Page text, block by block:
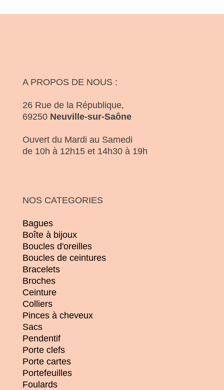
A PROPOS DE NOUS :
26 Rue de la République,
69250 Neuville-sur-Saône
Ouvert du Mardi au Samedi
de 10h à 12h15 et 14h30 à 19h
NOS CATEGORIES
Bagues
Boîte à bijoux
Boucles d'oreilles
Boucles de ceintures
Bracelets
Broches
Ceinture
Colliers
Pinces à cheveux
Sacs
Pendentif
Porte clefs
Porte cartes
Portefeuilles
Foulards